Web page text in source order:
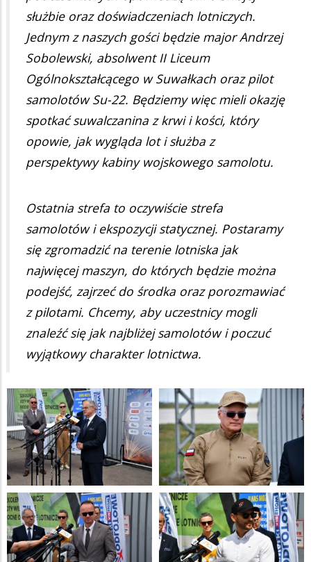
służbie oraz doświadczeniach lotniczych.
Jednym z naszych gości będzie major Andrzej
Sobolewski, absolwent II Liceum
Ogólnokształcącego w Suwałkach oraz pilot
samolotów Su-22. Będziemy więc mieli okazję
spotkać suwalczanina z krwi i kości, który
opowie, jak wygląda lot i służba z
perspektywy kabiny wojskowego samolotu.
Ostatnia strefa to oczywiście strefa
samolotów i ekspozycji statycznej. Postaramy
się zgromadzić na terenie lotniska jak
najwięcej maszyn, do których będzie można
podejść, zajrzeć do środka oraz porozmawiać
z pilotami. Chcemy, aby uczestnicy mogli
znaleźć się jak najbliżej samolotów i poczuć
wyjątkowy charakter lotnictwa.